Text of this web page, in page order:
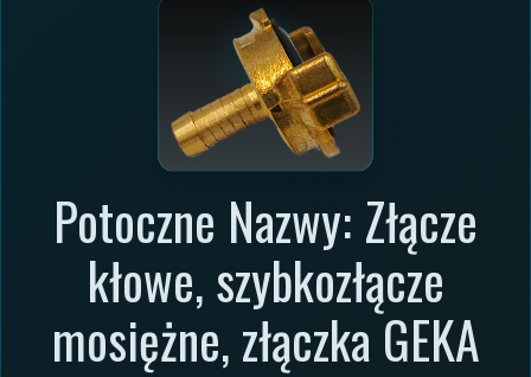
Potoczne Nazwy: Złącze
kłowe, szybkozłącze
mosiężne, złączka GEKA